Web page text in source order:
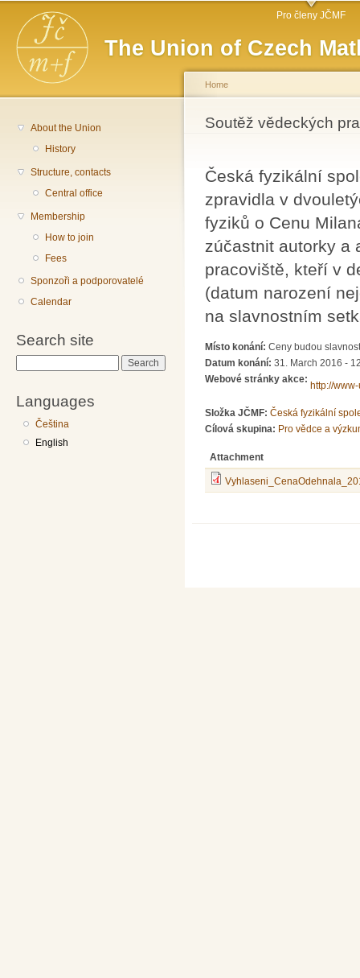
The Union of Czech
Main menu Pro členy JČMF
About the Union
History
Structure, contacts
Central office
Membership
How to join
Fees
Sponzoři a podporovatelé
Calendar
Search site
Languages
Čeština
English
You are here
Home
Soutěž vědeckých
Česká fyzikální
zpravidla v
fyziků o Cenu
zúčastnit autorky a
pracoviště, kteří v
(datum narození
na slavnostním
Místo konání: Ceny budou
Datum konání: 31. March 2016 -
Webové stránky akce:
http://
Složka JČMF: Česká fyzikální
Cílová skupina: Pro vědce a
Attachment